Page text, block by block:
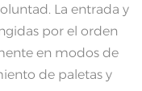
La entrada y
por el orden
en modos de
de paletas y